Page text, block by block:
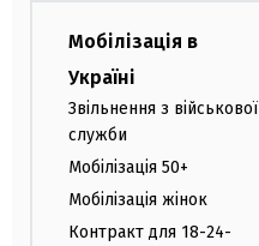
Мобілізація в
Україні
Звільнення з військової
служби
Мобілізація 50+
Мобілізація жінок
Контракт для 18-24-